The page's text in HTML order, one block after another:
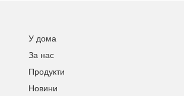
У дома
За нас
Продукти
Новини